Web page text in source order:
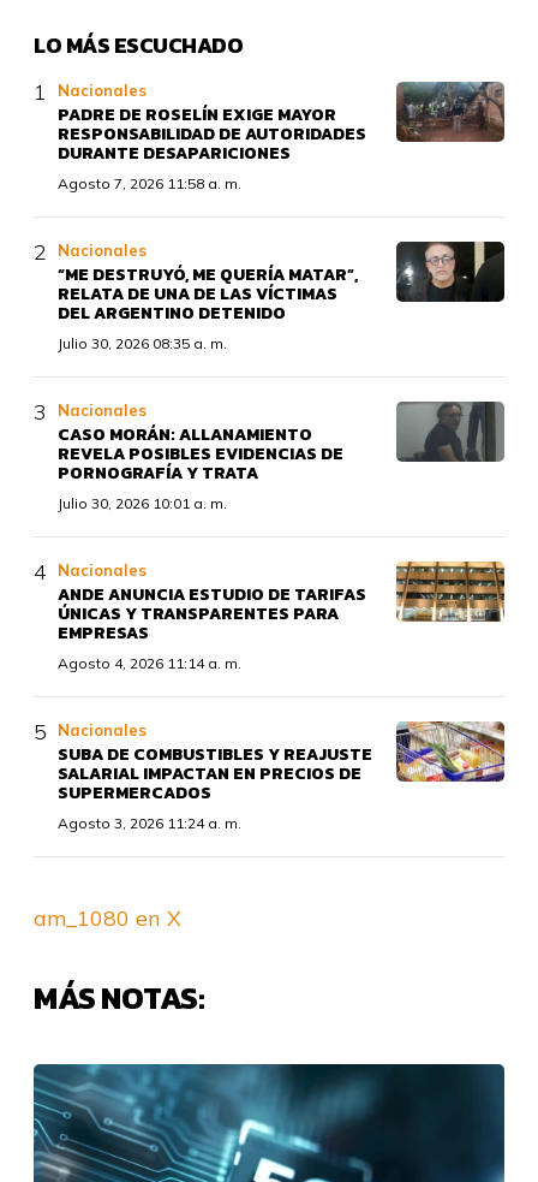
LO MÁS ESCUCHADO
Nacionales
PADRE DE ROSELÍN EXIGE MAYOR
RESPONSABILIDAD DE AUTORIDADES
DURANTE DESAPARICIONES
Agosto 7, 2026 11:58 a. m.
Nacionales
“ME DESTRUYÓ, ME QUERÍA MATAR”,
RELATA DE UNA DE LAS VÍCTIMAS
DEL ARGENTINO DETENIDO
Julio 30, 2026 08:35 a. m.
Nacionales
CASO MORÁN: ALLANAMIENTO
REVELA POSIBLES EVIDENCIAS DE
PORNOGRAFÍA Y TRATA
Julio 30, 2026 10:01 a. m.
Nacionales
ANDE ANUNCIA ESTUDIO DE TARIFAS
ÚNICAS Y TRANSPARENTES PARA
EMPRESAS
Agosto 4, 2026 11:14 a. m.
Nacionales
SUBA DE COMBUSTIBLES Y REAJUSTE
SALARIAL IMPACTAN EN PRECIOS DE
SUPERMERCADOS
Agosto 3, 2026 11:24 a. m.
am_1080 en X
MÁS NOTAS: